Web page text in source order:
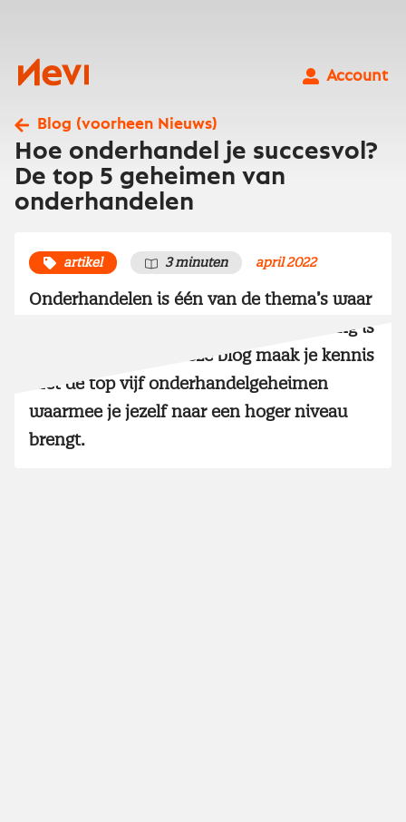
Nevi
Account
Blog (voorheen Nieuws)
Hoe onderhandel je succesvol?
De top 5 geheimen van
onderhandelen
artikel 3 minuten april 2022
Onderhandelen is één van de thema’s waar
Nevi zich op richt en die van groot belang is
voor de inkoop. In deze blog maak je kennis
met de top vijf onderhandelgeheimen
waarmee je jezelf naar een hoger niveau
brengt.